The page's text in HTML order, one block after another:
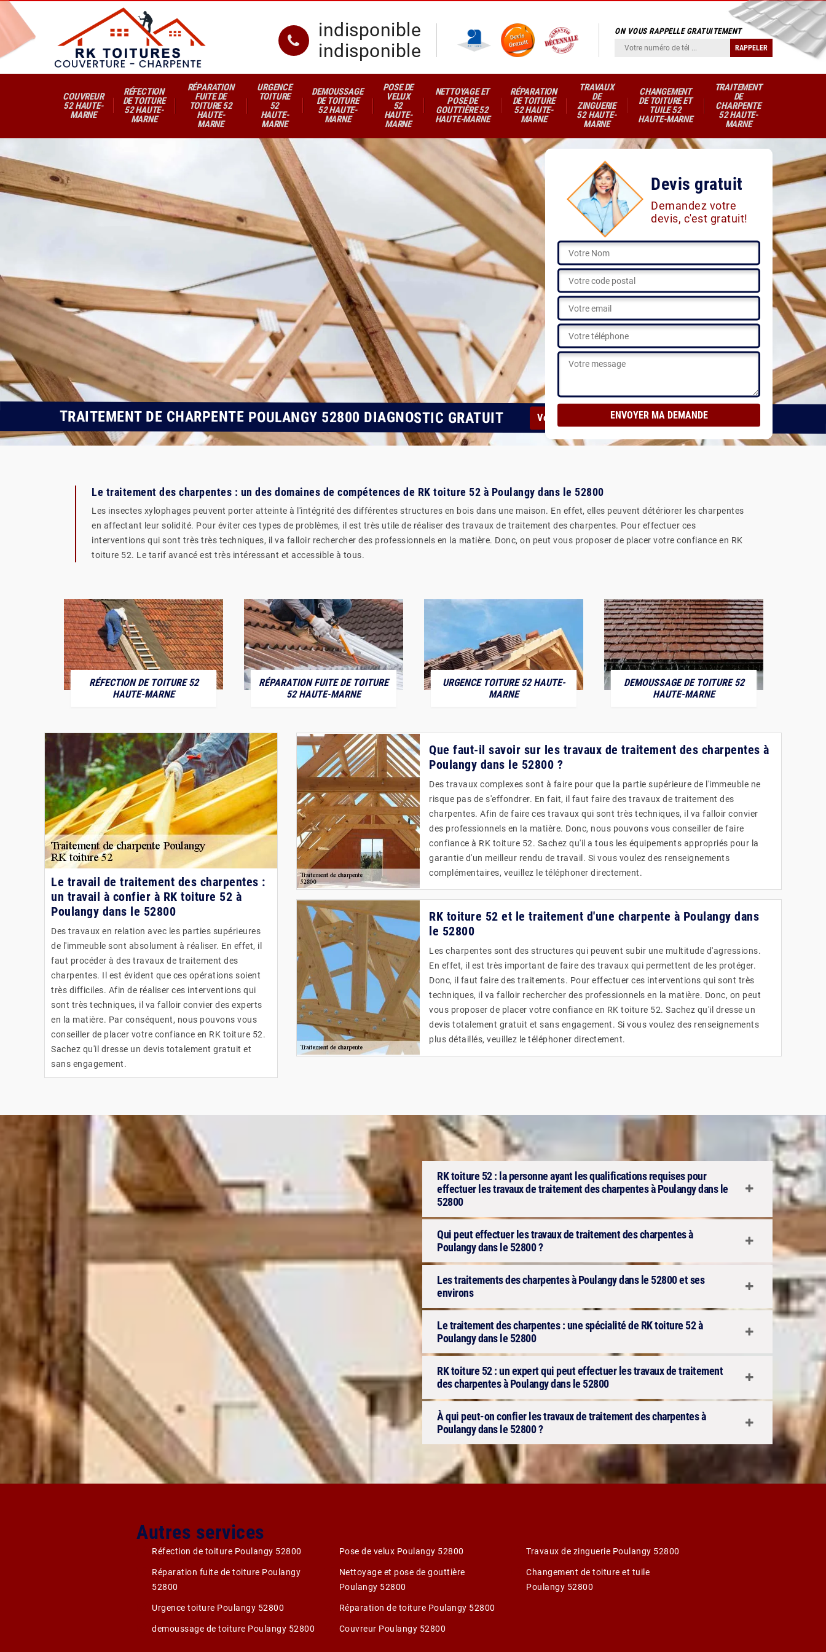
indisponible
indisponible
ON VOUS RAPPELLE GRATUITEMENT
COUVREUR
52 HAUTE-
MARNE
RÉFECTION
DE TOITURE
52 HAUTE-
MARNE
RÉPARATION
FUITE DE
TOITURE 52
HAUTE-
MARNE
URGENCE
TOITURE
52
HAUTE-
MARNE
DEMOUSSAGE
DE TOITURE
52 HAUTE-
MARNE
POSE DE
VELUX
52
HAUTE-
MARNE
NETTOYAGE ET
POSE DE
GOUTTIÈRE 52
HAUTE-MARNE
RÉPARATION
DE TOITURE
52 HAUTE-
MARNE
TRAVAUX
DE
ZINGUERIE
52 HAUTE-
MARNE
CHANGEMENT
DE TOITURE ET
TUILE 52
HAUTE-MARNE
TRAITEMENT
DE
CHARPENTE
52 HAUTE-
MARNE
Devis gratuit
Demandez votre
devis, c'est gratuit!
TRAITEMENT DE CHARPENTE POULANGY 52800 DIAGNOSTIC GRATUIT Voir nos réalisations
Le traitement des charpentes : un des domaines de compétences de RK toiture 52 à Poulangy dans le 52800
Les insectes xylophages peuvent porter atteinte à l'intégrité des différentes structures en bois dans une maison. En effet, elles peuvent détériorer les charpentes
en affectant leur solidité. Pour éviter ces types de problèmes, il est très utile de réaliser des travaux de traitement des charpentes. Pour effectuer ces
interventions qui sont très très techniques, il va falloir rechercher des professionnels en la matière. Donc, on peut vous proposer de placer votre confiance en RK
toiture 52. Le tarif avancé est très intéressant et accessible à tous.
RÉFECTION DE TOITURE 52
HAUTE-MARNE
RÉPARATION FUITE DE TOITURE
52 HAUTE-MARNE
URGENCE TOITURE 52 HAUTE-
MARNE
DEMOUSSAGE DE TOITURE 52
HAUTE-MARNE
Le travail de traitement des charpentes :
un travail à confier à RK toiture 52 à
Poulangy dans le 52800
Des travaux en relation avec les parties supérieures
de l'immeuble sont absolument à réaliser. En effet, il
faut procéder à des travaux de traitement des
charpentes. Il est évident que ces opérations soient
très difficiles. Afin de réaliser ces interventions qui
sont très techniques, il va falloir convier des experts
en la matière. Par conséquent, nous pouvons vous
conseiller de placer votre confiance en RK toiture 52.
Sachez qu'il dresse un devis totalement gratuit et
sans engagement.
Que faut-il savoir sur les travaux de traitement des charpentes à
Poulangy dans le 52800 ?
Des travaux complexes sont à faire pour que la partie supérieure de l'immeuble ne
risque pas de s'effondrer. En fait, il faut faire des travaux de traitement des
charpentes. Afin de faire ces travaux qui sont très techniques, il va falloir convier
des professionnels en la matière. Donc, nous pouvons vous conseiller de faire
confiance à RK toiture 52. Sachez qu'il a tous les équipements appropriés pour la
garantie d'un meilleur rendu de travail. Si vous voulez des renseignements
complémentaires, veuillez le téléphoner directement.
RK toiture 52 et le traitement d'une charpente à Poulangy dans
le 52800
Les charpentes sont des structures qui peuvent subir une multitude d'agressions.
En effet, il est très important de faire des travaux qui permettent de les protéger.
Donc, il faut faire des traitements. Pour effectuer ces interventions qui sont très
techniques, il va falloir rechercher des professionnels en la matière. Donc, on peut
vous proposer de placer votre confiance en RK toiture 52. Sachez qu'il dresse un
devis totalement gratuit et sans engagement. Si vous voulez des renseignements
plus détaillés, veuillez le téléphoner directement.
RK toiture 52 : la personne ayant les qualifications requises pour
effectuer les travaux de traitement des charpentes à Poulangy dans le
52800
Qui peut effectuer les travaux de traitement des charpentes à
Poulangy dans le 52800 ?
Les traitements des charpentes à Poulangy dans le 52800 et ses
environs
Le traitement des charpentes : une spécialité de RK toiture 52 à
Poulangy dans le 52800
RK toiture 52 : un expert qui peut effectuer les travaux de traitement
des charpentes à Poulangy dans le 52800
À qui peut-on confier les travaux de traitement des charpentes à
Poulangy dans le 52800 ?
Autres services
Réfection de toiture Poulangy 52800
Réparation fuite de toiture Poulangy
52800
Urgence toiture Poulangy 52800
demoussage de toiture Poulangy 52800
Pose de velux Poulangy 52800
Nettoyage et pose de gouttière
Poulangy 52800
Réparation de toiture Poulangy 52800
Couvreur Poulangy 52800
Travaux de zinguerie Poulangy 52800
Changement de toiture et tuile
Poulangy 52800